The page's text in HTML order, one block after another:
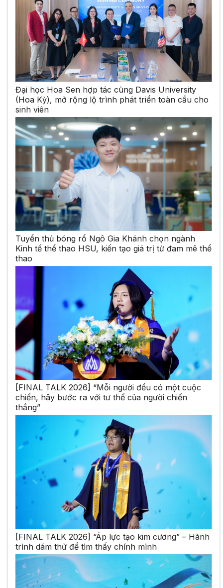
Đại học Hoa Sen hợp tác cùng Davis University
(Hoa Kỳ), mở rộng lộ trình phát triển toàn cầu cho
sinh viên
Tuyển thủ bóng rổ Ngô Gia Khánh chọn ngành
Kinh tế thể thao HSU, kiến tạo giá trị từ đam mê thể
thao
[FINAL TALK 2026] “Mỗi người đều có một cuộc
chiến, hãy bước ra với tư thế của người chiến
thắng”
[FINAL TALK 2026] “Áp lực tạo kim cương” – Hành
trình dám thử để tìm thấy chính mình